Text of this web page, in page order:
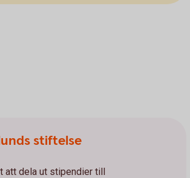
stiftelse
att dela ut stipendier till